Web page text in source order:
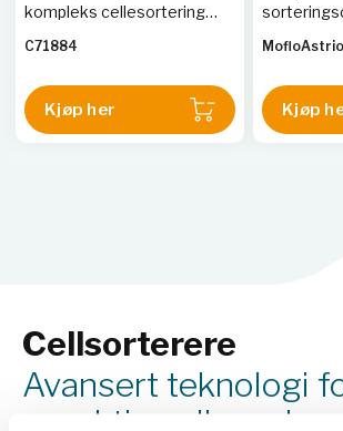
kompleks cellesortering
fluorescerende detektorer.
følsomhet, rask oppsett, og
evnen til å håndtere
C71884
Kjøp her
lasere og
redusert
Kjøp
Cellsorterere
Avansert teknologi
nøyaktig